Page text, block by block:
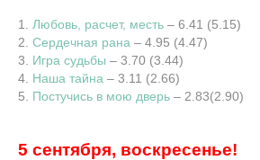
1. Любовь, расчет, месть – 6.41 (5.15)
2. Сердечная рана – 4.95 (4.47)
3. Игра судьбы – 3.70 (3.44)
4. Наша тайна – 3.11 (2.66)
5. Постучись в мою дверь – 2.83(2.90)
5 сентября, воскресенье!